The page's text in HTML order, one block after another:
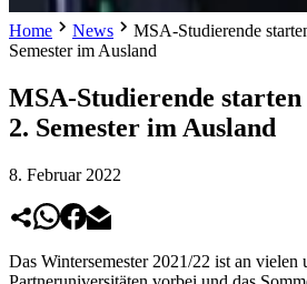
Home News
MSA-Studierende
Semester im Ausland
MSA-Studierende
2. Semester im Ausland
8. Februar 2022
Das Wintersemester 2021/22 ist an vielen